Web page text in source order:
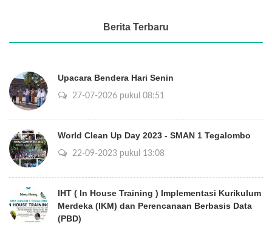
Berita Terbaru
Upacara Bendera Hari Senin
27-07-2026 pukul 08:51
World Clean Up Day 2023 - SMAN 1 Tegalombo
22-09-2023 pukul 13:08
IHT ( In House Training ) Implementasi Kurikulum
Merdeka (IKM) dan Perencanaan Berbasis Data
(PBD)